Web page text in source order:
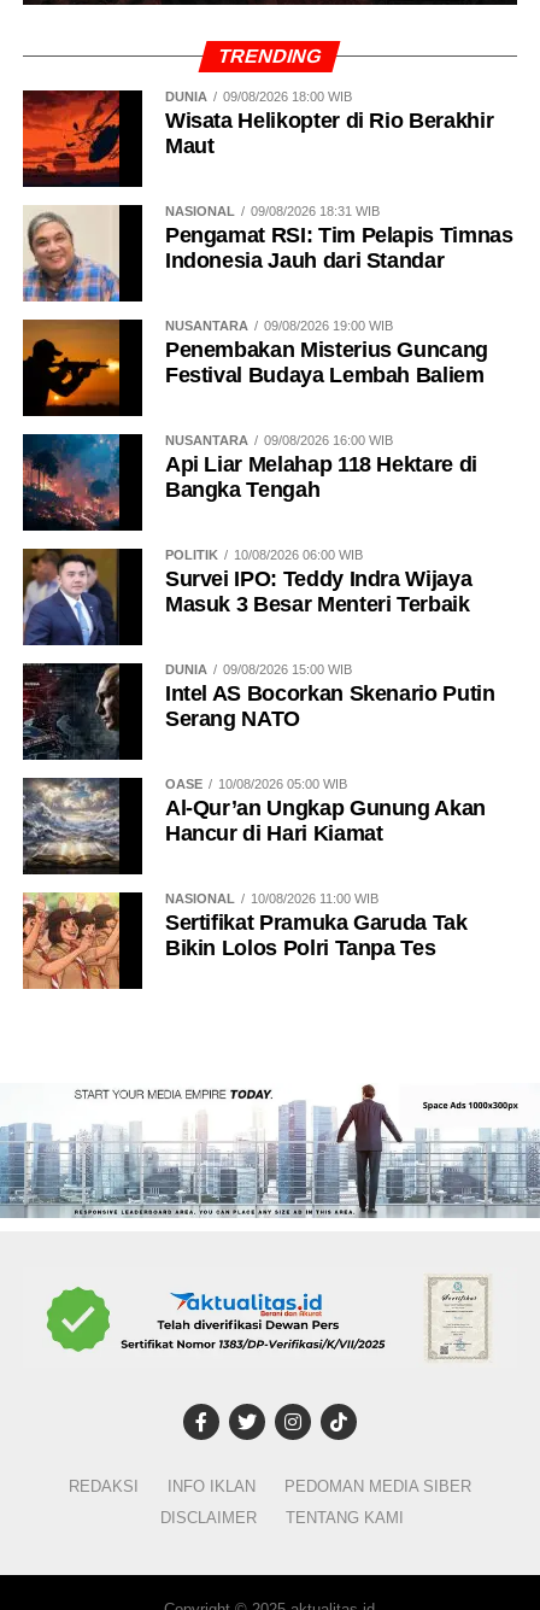
TRENDING
DUNIA 09/08/2026 18:00 WIB
Wisata Helikopter di Rio Berakhir
Maut
NASIONAL 09/08/2026 18:31 WIB
Pengamat RSI: Tim Pelapis Timnas
Indonesia Jauh dari Standar
NUSANTARA 09/08/2026 19:00 WIB
Penembakan Misterius Guncang
Festival Budaya Lembah Baliem
NUSANTARA 09/08/2026 16:00 WIB
Api Liar Melahap 118 Hektare di
Bangka Tengah
POLITIK 10/08/2026 06:00 WIB
Survei IPO: Teddy Indra Wijaya
Masuk 3 Besar Menteri Terbaik
DUNIA 09/08/2026 15:00 WIB
Intel AS Bocorkan Skenario Putin
Serang NATO
OASE 10/08/2026 05:00 WIB
Al-Qur’an Ungkap Gunung Akan
Hancur di Hari Kiamat
NASIONAL 10/08/2026 11:00 WIB
Sertifikat Pramuka Garuda Tak
Bikin Lolos Polri Tanpa Tes
REDAKSI INFO IKLAN
PEDOMAN MEDIA SIBER
DISCLAIMER
TENTANG KAMI